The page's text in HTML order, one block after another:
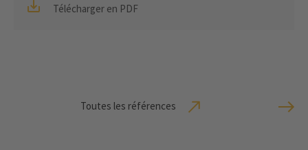
Télécharger en PDF
Toutes les références